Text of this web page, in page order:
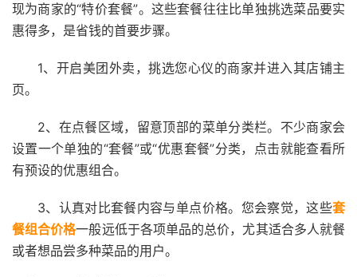
现为商家的“特价套餐”。这些套餐往往比单独挑选菜品要实
惠得多，是省钱的首要步骤。
1、开启美团外卖，挑选您心仪的商家并进入其店铺主
页。
2、在点餐区域，留意顶部的菜单分类栏。不少商家会
设置一个单独的“套餐”或“优惠套餐”分类，点击就能查看所
有预设的优惠组合。
3、认真对比套餐内容与单点价格。您会察觉，这些套
餐组合价格一般远低于各项单品的总价，尤其适合多人就餐
或者想品尝多种菜品的用户。